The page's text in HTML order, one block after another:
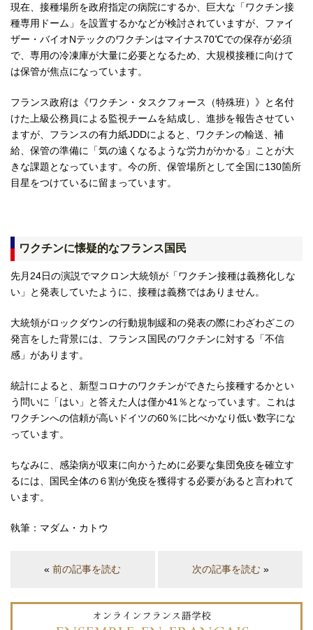
現在、接種場所を政府指定の病院にするか、巨大な「ワクチン接
種専用ドーム」を設置するかなどが検討されていますが、ファイ
ザー・バイオNテックのワクチンはマイナス70℃での保存が必須
で、専用の冷凍庫が大量に必要となるため、大規模接種に向けて
は保管が焦点になっています。
フランス政府は《ワクチン・タスクフォース（特殊班）》と名付
けた上級公務員による監視チームを結成し、進捗を報告させてい
ますが、フランスの有力紙JDDによると、ワクチンの輸送、補
給、保管の準備に「気の遠くなるような労力がかかる」ことが大
きな課題となっています。今の所、保管場所として全国に130箇所
目星をつけているに留まっています。
ワクチンに懐疑的なフランス国民
先月24日の演説でマクロン大統領が「ワクチン接種は義務化しな
い」と発表していたように、接種は義務ではありません。
大統領がロックダウンの行動規制緩和の発表の際にわざわざこの
発言をした背景には、フランス国民のワクチンに対する「不信
感」があります。
統計によると、新型コロナのワクチンができたら接種するかとい
う問いに「はい」と答えた人は僅か41％となっています。これは
ワクチンへの信頼が高いドイツの60％に比べかなり低い数字にな
っています。
ちなみに、感染病が収束に向かうために必要な集団免疫を確立す
るには、国民全体の６割が免疫を獲得する必要があると言われて
います。
執筆：マダム・カトウ
«前の記事を読む 次の記事を読む»